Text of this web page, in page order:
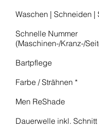
Waschen | Schneiden |
Schnelle Nummer
(Maschinen-/Kranz-/
Bartpflege
Farbe / Strähnen *
Men ReShade
Dauerwelle inkl. Schnitt